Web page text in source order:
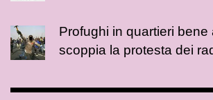
Profughi in quartieri bene
scoppia la protesta dei